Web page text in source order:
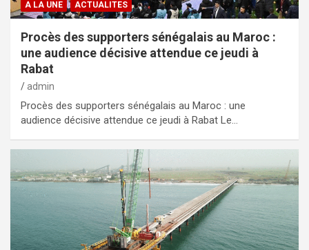
A LA UNE ACTUALITES
Procès des supporters sénégalais au Maroc :
une audience décisive attendue ce jeudi à
Rabat
admin
Procès des supporters sénégalais au Maroc : une
audience décisive attendue ce jeudi à Rabat Le…